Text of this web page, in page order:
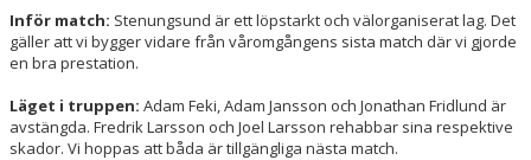
MATCHER
VÅRA LAG/TRÄNARE
Inför match: Stenungsund är ett löpstarkt och välorganiserat lag. Det
gäller att vi bygger vidare från våromgångens sista match där vi gjorde
en bra prestation.
Läget i truppen: Adam Feki, Adam Jansson och Jonathan Fridlund är
avstängda. Fredrik Larsson och Joel Larsson rehabbar sina respektive
skador. Vi hoppas att båda är tillgängliga nästa match.